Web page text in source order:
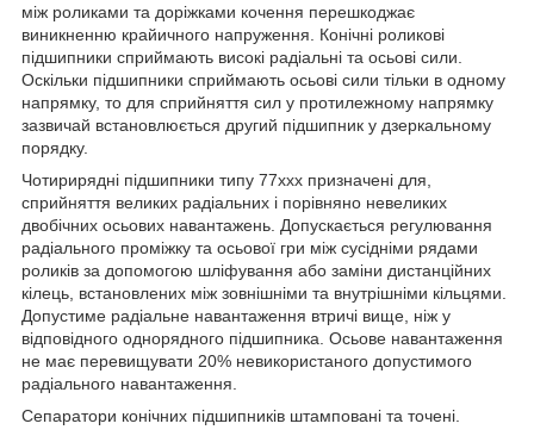
між роликами та доріжками кочення перешкоджає
виникненню крайичного напруження. Конічні роликові
підшипники сприймають високі радіальні та осьові сили.
Оскільки підшипники сприймають осьові сили тільки в одному
напрямку, то для сприйняття сил у протилежному напрямку
зазвичай встановлюється другий підшипник у дзеркальному
порядку.
Чотирирядні підшипники типу 77ххх призначені для,
сприйняття великих радіальних і порівняно невеликих
двобічних осьових навантажень. Допускається регулювання
радіального проміжку та осьової гри між сусідніми рядами
роликів за допомогою шліфування або заміни дистанційних
кілець, встановлених між зовнішніми та внутрішніми кільцями.
Допустиме радіальне навантаження втричі вище, ніж у
відповідного однорядного підшипника. Осьове навантаження
не має перевищувати 20% невикористаного допустимого
радіального навантаження.
Сепаратори конічних підшипників штамповані та точені.